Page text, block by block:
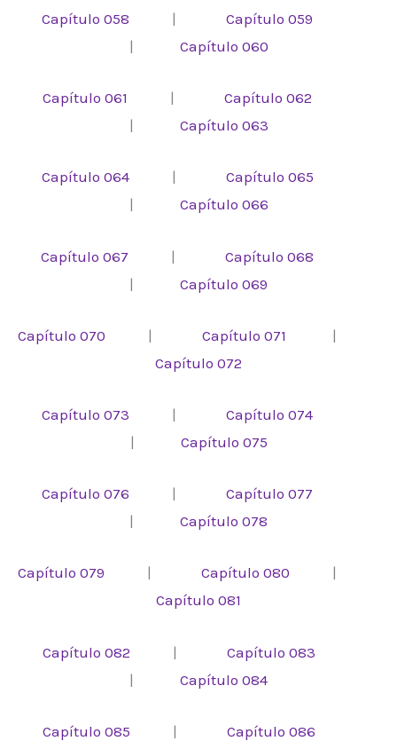
Capítulo 058 | Capítulo 059
| Capítulo 060
Capítulo 061 | Capítulo 062
| Capítulo 063
Capítulo 064| Capítulo 065
| Capítulo 066
Capítulo 067 | Capítulo 068
| Capítulo 069
Capítulo 070 | Capítulo 071 |
Capítulo 072
Capítulo 073 | Capítulo 074
| Capítulo 075
Capítulo 076 | Capítulo 077
| Capítulo 078
Capítulo 079 | Capítulo 080 |
Capítulo 081
Capítulo 082 | Capítulo 083
| Capítulo 084
Capítulo 085 | Capítulo 086